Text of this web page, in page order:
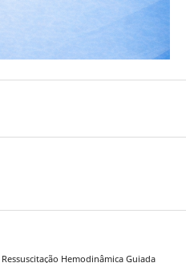
Hemodinâmica Guiada